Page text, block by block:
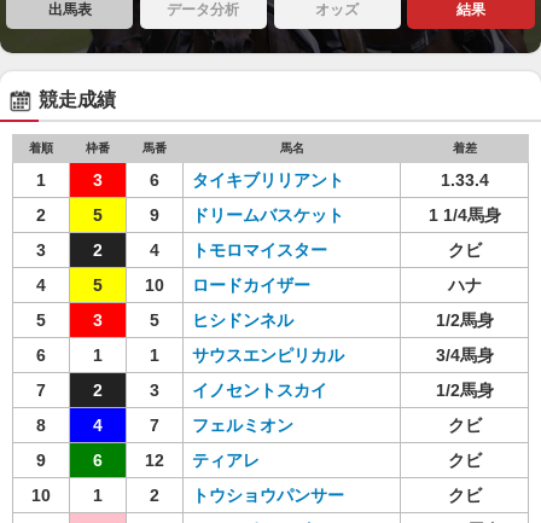
出馬表 データ分析 オッズ 結果
競走成績
着順 枠番 馬番 馬名 着差
1 3 6 タイキブリリアント
1.33.4
2
5 9 ドリームバスケット
1 1/4馬身
3
2 4 トモロマイスター
クビ
4
5 10 ロードカイザー
ハナ
5
3 5 ヒシドンネル
1/2馬身
6
1 1 サウスエンピリカル
3/4馬身
7
2 3 イノセントスカイ
1/2馬身
8
4 7 フェルミオン
クビ
9
6 12 ティアレ
クビ
10
1 2 トウショウパンサー
クビ